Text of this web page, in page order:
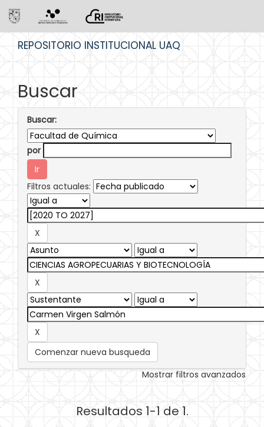
REPOSITORIO INSTITUCIONAL UAQ
Buscar
Buscar:
por
Filtros actuales:
Comenzar nueva busqueda
Mostrar filtros avanzados
Resultados 1-1 de 1.